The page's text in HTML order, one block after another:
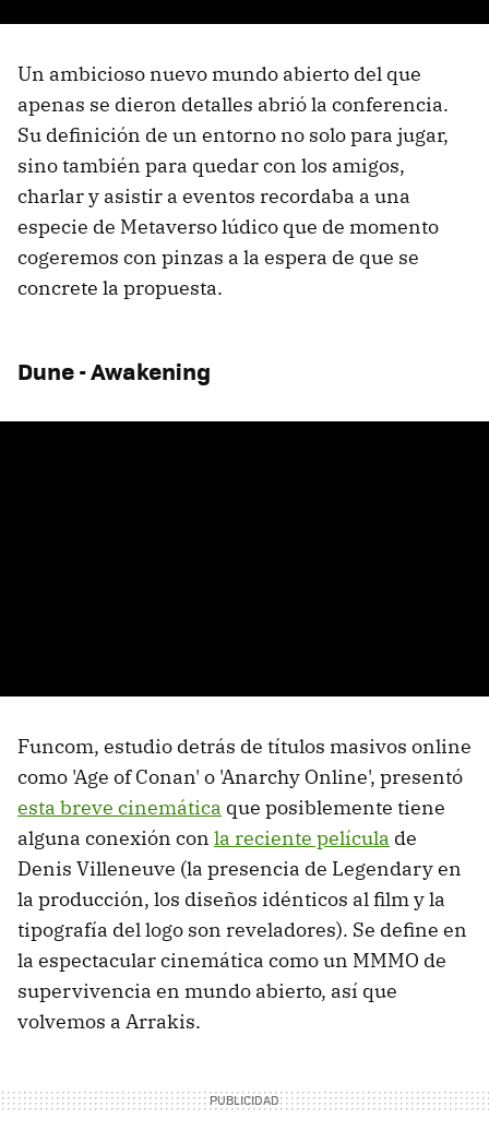
Un ambicioso nuevo mundo abierto del que
apenas se dieron detalles abrió la conferencia.
Su definición de un entorno no solo para jugar,
sino también para quedar con los amigos,
charlar y asistir a eventos recordaba a una
especie de Metaverso lúdico que de momento
cogeremos con pinzas a la espera de que se
concrete la propuesta.
Dune - Awakening
Funcom, estudio detrás de títulos masivos online
como 'Age of Conan' o 'Anarchy Online', presentó
esta breve cinemática que posiblemente tiene
alguna conexión con la reciente película de
Denis Villeneuve (la presencia de Legendary en
la producción, los diseños idénticos al film y la
tipografía del logo son reveladores). Se define en
la espectacular cinemática como un MMMO de
supervivencia en mundo abierto, así que
volvemos a Arrakis.